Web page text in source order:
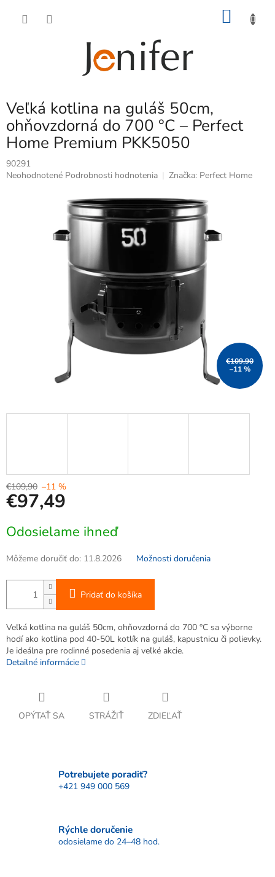
Veľká kotlina na guláš 50cm,
ohňovzdorná do 700 °C – Perfect
Home Premium PKK5050
90291
Priemerné
Neohodnotené Podrobnosti hodnotenia Značka: Perfect Home
€109,90
–11 %
€109,90 –11 %
€97,49
cena:
Odosielame ihneď
Môžeme doručiť do: 11.8.2026 Možnosti doručenia
Pridať do košíka
Veľká kotlina na guláš 50cm, ohňovzdorná do 700 °C sa výborne
hodí ako kotlina pod 40-50L kotlík na guláš, kapustnicu či polievky.
Je ideálna pre rodinné posedenia aj veľké akcie.
Detailné informácie
OPÝTAŤ SA STRÁŽIŤ ZDIEĽAŤ
Potrebujete poradiť?
+421 949 000 569
Rýchle doručenie
odosielame do 24–48 hod.